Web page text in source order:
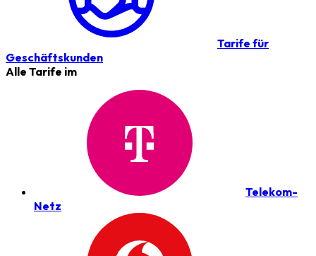
Tarife für
Geschäftskunden
Alle Tarife im
Telekom-
Netz